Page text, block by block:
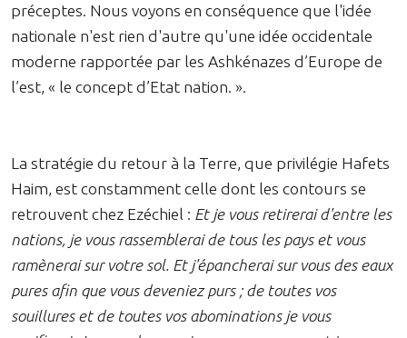
préceptes. Nous voyons en conséquence que l'idée
nationale n'est rien d'autre qu'une idée occidentale
moderne rapportée par les Ashkénazes d’Europe de
l’est, « le concept d’Etat nation. ».
La stratégie du retour à la Terre, que privilégie Hafets
Haim, est constamment celle dont les contours se
retrouvent chez Ezéchiel : Et je vous retirerai d'entre les
nations, je vous rassemblerai de tous les pays et vous
ramènerai sur votre sol. Et j'épancherai sur vous des eaux
pures afin que vous deveniez purs ; de toutes vos
souillures et de toutes vos abominations je vous